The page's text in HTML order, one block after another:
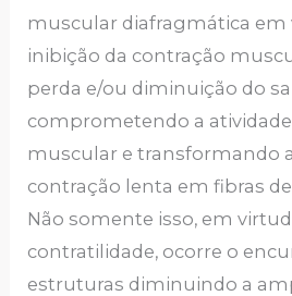
muscular diafragmática em
inibição da contração
perda e/ou diminuição do
comprometendo a
muscular e transformando
contração lenta em fibras
Não somente isso, em
contratilidade, ocorre o
estruturas diminuindo a